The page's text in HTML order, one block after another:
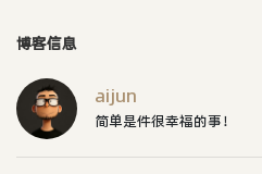
博客信息
aijun
简单是件很幸福的事！